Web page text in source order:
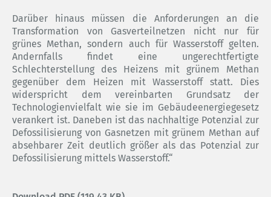
Darüber hinaus müssen die Anforderungen an die
Transformation von Gasverteilnetzen nicht nur für
grünes Methan, sondern auch für Wasserstoff gelten.
Andernfalls findet eine ungerechtfertigte
Schlechterstellung des Heizens mit grünem Methan
gegenüber dem Heizen mit Wasserstoff statt. Dies
widerspricht dem vereinbarten Grundsatz der
Technologienvielfalt wie sie im Gebäudeenergiegesetz
verankert ist. Daneben ist das nachhaltige Potenzial zur
Defossilisierung von Gasnetzen mit grünem Methan auf
absehbarer Zeit deutlich größer als das Potenzial zur
Defossilisierung mittels Wasserstoff.“